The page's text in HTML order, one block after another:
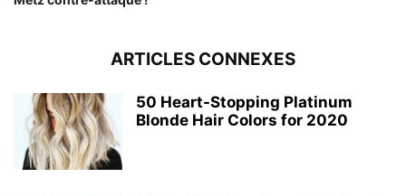
ARTICLES CONNEXES
50 Heart-Stopping Platinum
Blonde Hair Colors for 2020